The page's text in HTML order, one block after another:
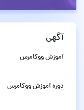
آگهی
آموزش ووکامرس
دوره آموزش ووکامرس